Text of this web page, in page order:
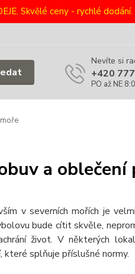
Skvělé ceny - rychlé dodání.
Nevíte si
+420
PO až NE
a
v severních mořích je
bude cítit skvěle,
život. V některých
splňuje příslušné normy.